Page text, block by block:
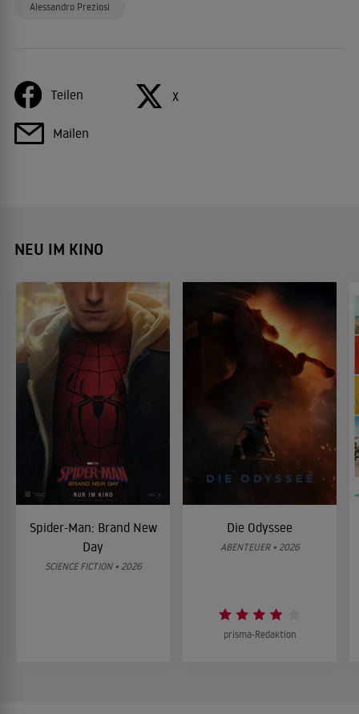
Alessandro Preziosi
Teilen X
Mailen
NEU IM KINO
Spider-Man: Brand New
Day
SCIENCE FICTION • 2026
Die Odyssee
ABENTEUER • 2026
prisma-Redaktion